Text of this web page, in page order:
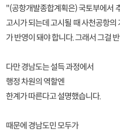
"(공항개발종합계획은) 국토부에서
고시가 되는데 고시될 때 사천공항
가 반영이 돼야 합니다. 그래서 그걸
다만 경남도는 설득 과정에서
행정 차원의 역할엔
한계가 따른다고 설명했습니다.
때문에 경남도민 모두가